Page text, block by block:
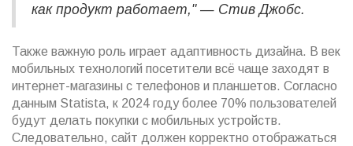
как продукт работает," — Стив Джобс.
Также важную роль играет адаптивность дизайна. В век
мобильных технологий посетители всё чаще заходят в
интернет-магазины с телефонов и планшетов. Согласно
данным Statista, к 2024 году более 70% пользователей
будут делать покупки с мобильных устройств.
Следовательно, сайт должен корректно отображаться